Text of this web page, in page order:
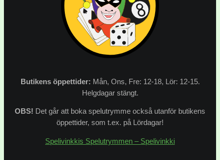
Butikens öppettider: Mån, Ons, Fre: 12-18, Lör: 12-15.
Helgdagar stängt.
OBS! Det går att boka spelutrymme också utanför butikens
öppettider, som t.ex. på Lördagar!
Spelivinkkis Spelutrymmen – Spelivinkki